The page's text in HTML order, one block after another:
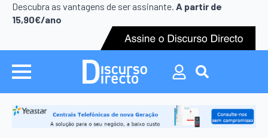
Descubra as vantagens de ser assinante. A partir de
15,90€/ano
Search
for:
Search